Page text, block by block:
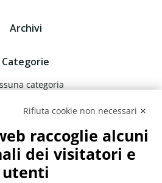
Archivi
Categorie
categoria
Meta
Accedi
dei contenuti
dei commenti
Rifiuta cookie non necessari ✕
raccoglie alcuni
dei visitatori e
utenti